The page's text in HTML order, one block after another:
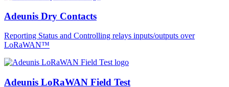
Adeunis Dry Contacts
Reporting Status and Controlling relays inputs/outputs over
LoRaWAN™
Adeunis LoRaWAN Field Test